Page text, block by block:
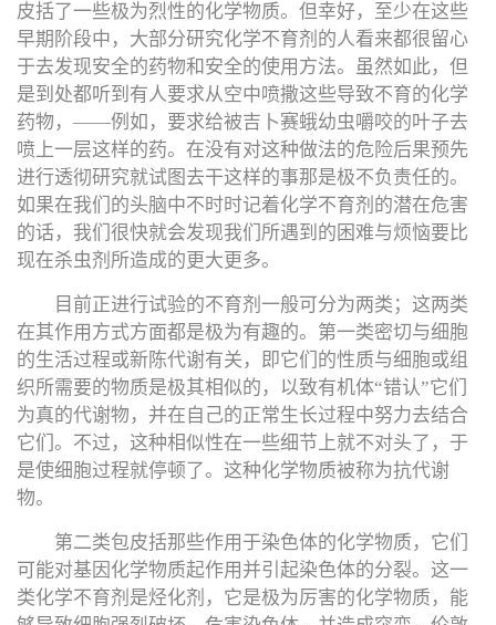
皮括了一些极为烈性的化学物质。但幸好，至少在这些
早期阶段中，大部分研究化学不育剂的人看来都很留心
于去发现安全的药物和安全的使用方法。虽然如此，但
是到处都听到有人要求从空中喷撒这些导致不育的化学
药物，——例如，要求给被吉卜赛蛾幼虫嚼咬的叶子去
喷上一层这样的药。在没有对这种做法的危险后果预先
进行透彻研究就试图去干这样的事那是极不负责任的。
如果在我们的头脑中不时时记着化学不育剂的潜在危害
的话，我们很快就会发现我们所遇到的困难与烦恼要比
现在杀虫剂所造成的更大更多。
目前正进行试验的不育剂一般可分为两类；这两类
在其作用方式方面都是极为有趣的。第一类密切与细胞
的生活过程或新陈代谢有关，即它们的性质与细胞或组
织所需要的物质是极其相似的，以致有机体“错认”它们
为真的代谢物，并在自己的正常生长过程中努力去结合
它们。不过，这种相似性在一些细节上就不对头了，于
是使细胞过程就停顿了。这种化学物质被称为抗代谢
物。
第二类包皮括那些作用于染色体的化学物质，它们
可能对基因化学物质起作用并引起染色体的分裂。这一
类化学不育剂是烃化剂，它是极为厉害的化学物质，能